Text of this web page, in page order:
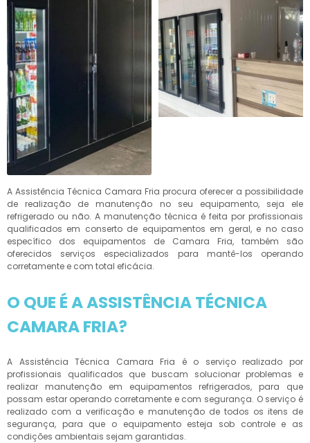
A Assistência Técnica Camara Fria procura oferecer a possibilidade
de realização de manutenção no seu equipamento, seja ele
refrigerado ou não. A manutenção técnica é feita por profissionais
qualificados em conserto de equipamentos em geral, e no caso
específico dos equipamentos de Camara Fria, também são
oferecidos serviços especializados para mantê-los operando
corretamente e com total eficácia.
O QUE É A ASSISTÊNCIA TÉCNICA
CAMARA FRIA?
A Assistência Técnica Camara Fria é o serviço realizado por
profissionais qualificados que buscam solucionar problemas e
realizar manutenção em equipamentos refrigerados, para que
possam estar operando corretamente e com segurança. O serviço é
realizado com a verificação e manutenção de todos os itens de
segurança, para que o equipamento esteja sob controle e as
condições ambientais sejam garantidas.